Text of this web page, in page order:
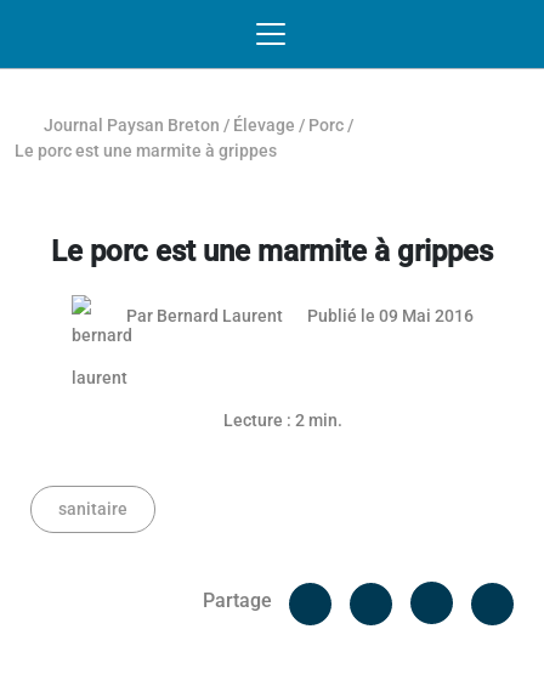
Journal Paysan Breton / Élevage / Porc /
Le porc est une marmite à grippes
Le porc est une marmite à grippes
Par Bernard Laurent Publié le 09 Mai 2016
Lecture : 2 min.
sanitaire
Partage
Facebook